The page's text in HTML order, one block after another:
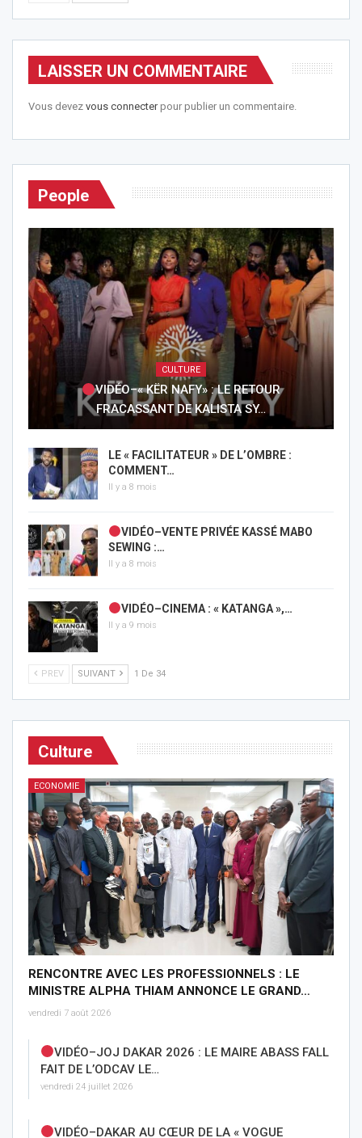
LAISSER UN COMMENTAIRE
Vous devez vous connecterpour publier un commentaire.
People
CULTURE
VIDÉO–« KËR NAFY» : LE RETOUR
FRACASSANT DE KALISTA SY…
LE « FACILITATEUR » DE L’OMBRE :
COMMENT…
Il y a 8 mois
VIDÉO–VENTE PRIVÉE KASSÉ MABO
SEWING :…
Il y a 8 mois
VIDÉO–CINEMA : « KATANGA »,…
Il y a 9 mois
PREV SUIVANT 1 De 34
Culture
ECONOMIE
RENCONTRE AVEC LES PROFESSIONNELS : LE
MINISTRE ALPHA THIAM ANNONCE LE GRAND…
vendredi 7 août 2026
VIDÉO–JOJ DAKAR 2026 : LE MAIRE ABASS FALL
FAIT DE L’ODCAV LE…
vendredi 24 juillet 2026
VIDÉO–DAKAR AU CŒUR DE LA « VOGUE